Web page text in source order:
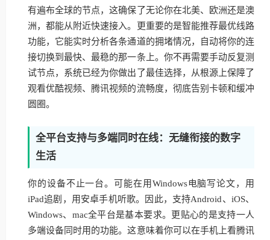
有遍布全球的节点，这确保了无论你在北美、欧洲还是澳
洲，都能从附近快速接入。更重要的是智能推荐最优线路
功能，它能实时分析各条通道的拥堵情况，自动将你的连
接切换到最快、最稳的那一条上。你不再需要手动反复测
试节点，系统已经为你做出了最佳选择，从根源上保障了
观看优酷视频、腾讯视频的流畅度，彻底告别卡顿和缓冲
圆圈。
全平台支持与多端同时在线：无缝衔接的数字
生活
你的设备不止一台。可能在用Windows电脑写论文，用
iPad追剧，用安卓手机听歌。因此，支持Android、iOS、
Windows、mac全平台是基本要求。更贴心的是支持一人
多端设备同时用的功能。这意味着你可以在手机上看腾讯